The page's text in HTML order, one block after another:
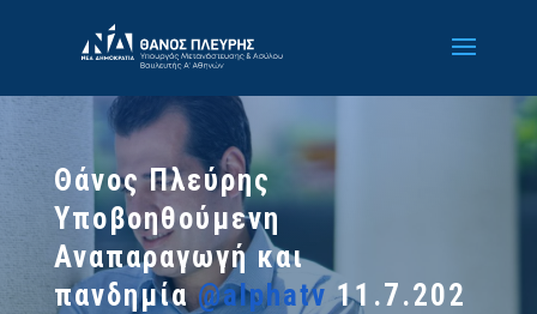
Θάνος Πλεύρης
Υποβοηθούμενη
Αναπαραγωγή και
πανδημία@alphatv 11.7.202